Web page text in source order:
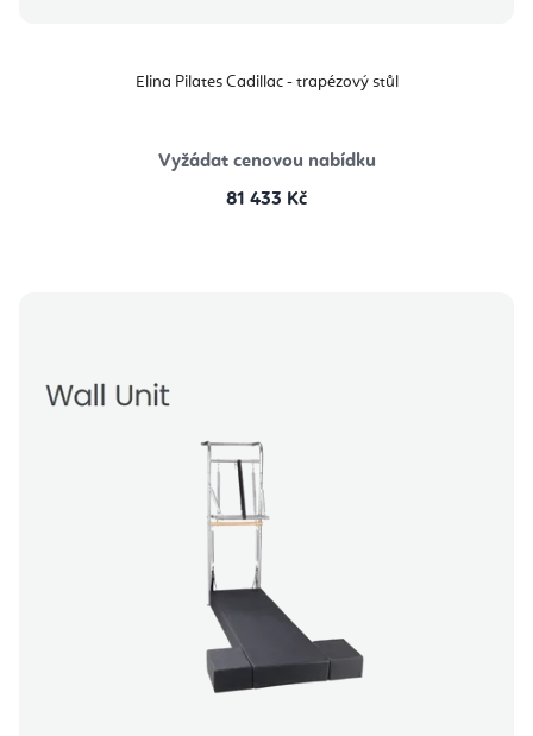
Elina Pilates Cadillac - trapézový stůl
Vyžádat cenovou nabídku
81 433 Kč